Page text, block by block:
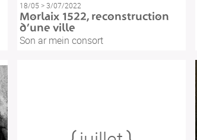
18/05 > 3/07/2022
Morlaix 1522, reconstruction
d’une ville
Son ar mein consort